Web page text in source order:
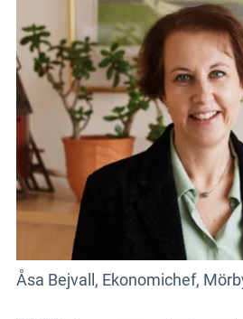
Åsa Bejvall, Ekonomichef,